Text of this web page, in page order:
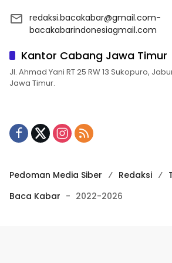
redaksi.bacakabar@gmail.com-
bacakabarindonesiagmail.com
Kantor Cabang Jawa Timur
Jl. Ahmad Yani RT 25 RW 13 Sukopuro,
Jawa Timur.
Pedoman Media Siber Redaksi
Baca Kabar - 2022-2026